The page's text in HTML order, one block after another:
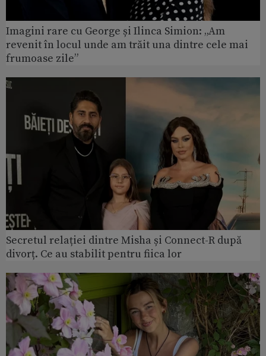
Imagini rare cu George și Ilinca Simion: „Am
revenit în locul unde am trăit una dintre cele mai
frumoase zile”
Secretul relației dintre Misha și Connect-R după
divorț. Ce au stabilit pentru fiica lor